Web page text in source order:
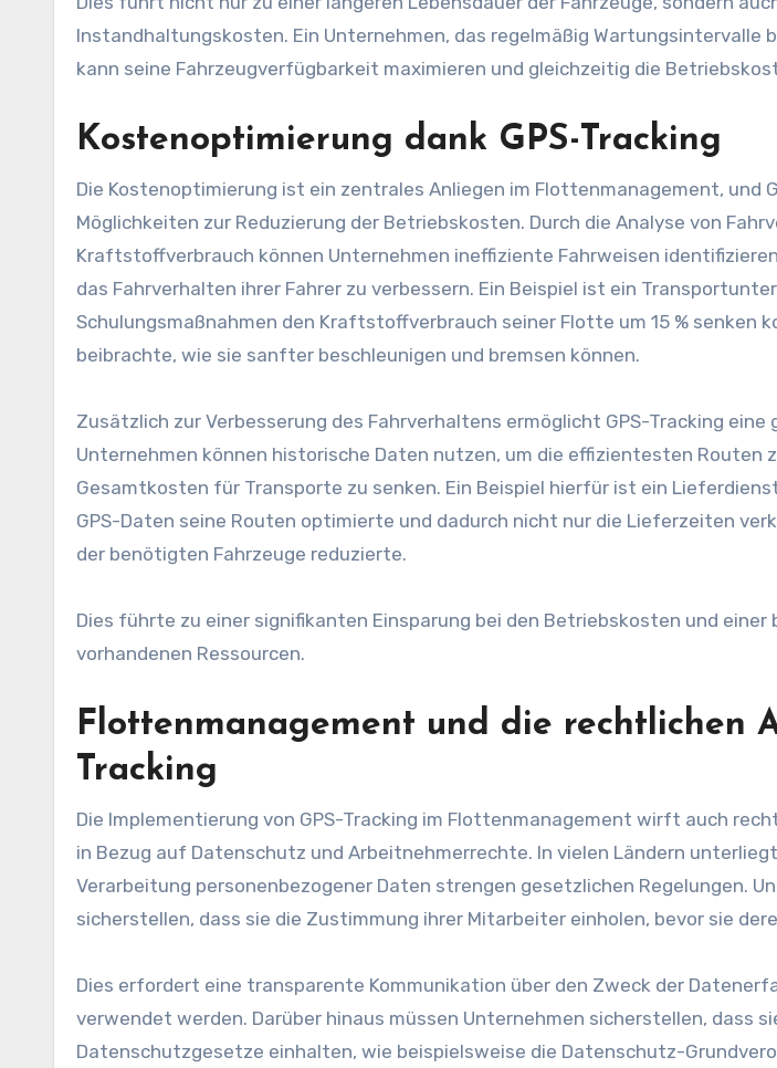
Instandhaltungskosten. Ein Unternehmen, das regelmäßig Wartungsintervalle
kann seine Fahrzeugverfügbarkeit maximieren und gleichzeitig die
Kostenoptimierung dank GPS-Tracking
Die Kostenoptimierung ist ein zentrales Anliegen im Flottenmanagement, und
Möglichkeiten zur Reduzierung der Betriebskosten. Durch die Analyse von
Kraftstoffverbrauch können Unternehmen ineffiziente Fahrweisen
das Fahrverhalten ihrer Fahrer zu verbessern. Ein Beispiel ist ein
Schulungsmaßnahmen den Kraftstoffverbrauch seiner Flotte um 15 % senken
beibrachte, wie sie sanfter beschleunigen und bremsen können.
Zusätzlich zur Verbesserung des Fahrverhaltens ermöglicht GPS-Tracking eine
Unternehmen können historische Daten nutzen, um die effizientesten Routen
Gesamtkosten für Transporte zu senken. Ein Beispiel hierfür ist ein
GPS-Daten seine Routen optimierte und dadurch nicht nur die Lieferzeiten
der benötigten Fahrzeuge reduzierte.
Dies führte zu einer signifikanten Einsparung bei den Betriebskosten und einer
vorhandenen Ressourcen.
Flottenmanagement und die rechtlichen
Tracking
Die Implementierung von GPS-Tracking im Flottenmanagement wirft auch
in Bezug auf Datenschutz und Arbeitnehmerrechte. In vielen Ländern
Verarbeitung personenbezogener Daten strengen gesetzlichen Regelungen.
sicherstellen, dass sie die Zustimmung ihrer Mitarbeiter einholen, bevor sie
Dies erfordert eine transparente Kommunikation über den Zweck der
verwendet werden. Darüber hinaus müssen Unternehmen sicherstellen, dass
Datenschutzgesetze einhalten, wie beispielsweise die Datenschutz-